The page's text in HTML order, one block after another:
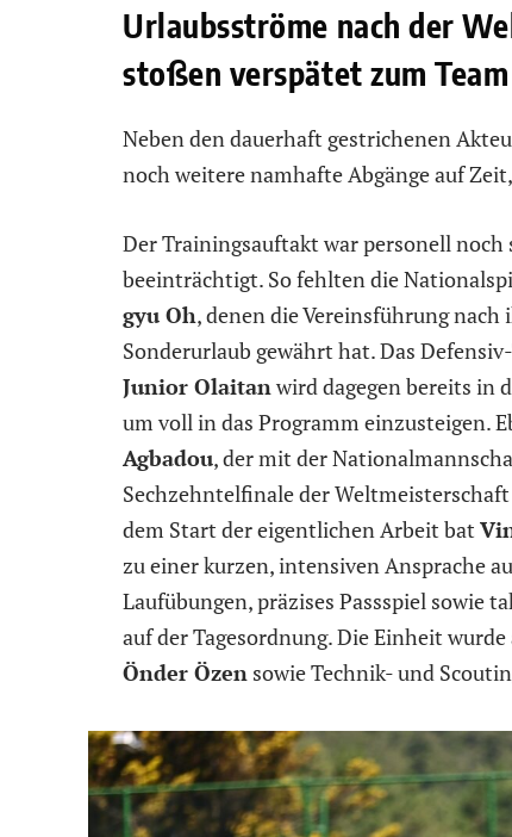
Urlaubsströme nach der
stoßen verspätet zum Team
Neben den dauerhaft gestrichenen
noch weitere namhafte Abgänge auf
Der Trainingsauftakt war personell
beeinträchtigt. So fehlten die
gyu Oh, denen die Vereinsführung
Sonderurlaub gewährt hat. Das
Junior Olaitanwird dagegen bereits in
um voll in das Programm einzusteigen.
Agbadou, der mit der
Sechzehntelfinale der
dem Start der eigentlichen Arbeit bat
zu einer kurzen, intensiven Ansprache
Laufübungen, präzises Passspiel sowie
auf der Tagesordnung. Die Einheit
Önder Özen sowie Technik- und